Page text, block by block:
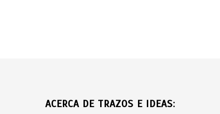
ACERCA DE TRAZOS E IDEAS: